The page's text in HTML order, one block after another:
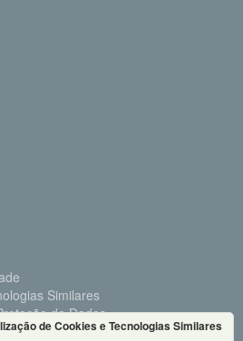
Similares
de Dados
de Cookies e Tecnologias Similares